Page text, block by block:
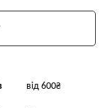
від 600₴